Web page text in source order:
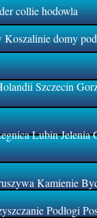
collie hodowla
domy
Szczecin
Lubin
Kamienie
Podłogi